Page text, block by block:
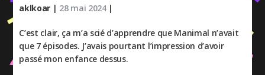
aklkoar | 28 mai 2024|
C’est clair, ça m’a scié d’apprendre que Manimal n’avait
que 7 épisodes. J’avais pourtant l’impression d’avoir
passé mon enfance dessus.